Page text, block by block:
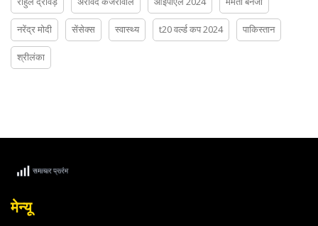
नरेंद्र मोदी सेंसेक्स स्वास्थ्य t20 वर्ल्ड कप 2024 पाकिस्तान
श्रीलंका
मेन्यू